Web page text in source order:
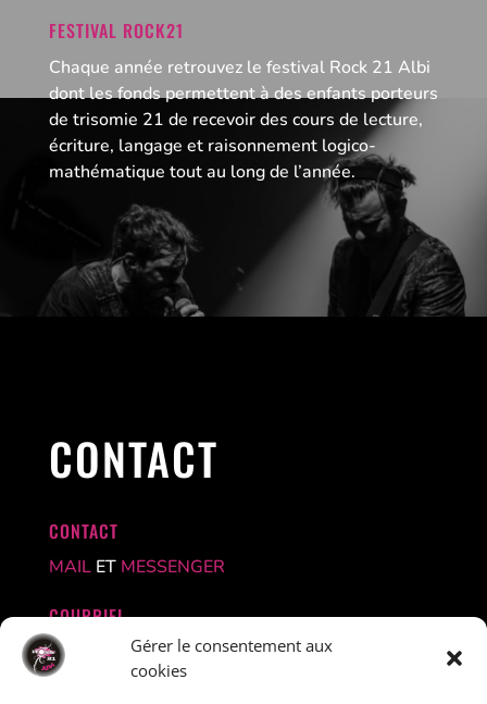
Gérer le consentement aux
cookies
FESTIVAL ROCK21
Chaque année retrouvez le festival Rock 21 Albi
dont les fonds permettent à des enfants porteurs
de trisomie 21 de recevoir des cours de lecture,
écriture, langage et raisonnement logico-
mathématique tout au long de l’année.
CONTACT
CONTACT
MAILET MESSENGER
COURRIEL
contact@rock21albi.com